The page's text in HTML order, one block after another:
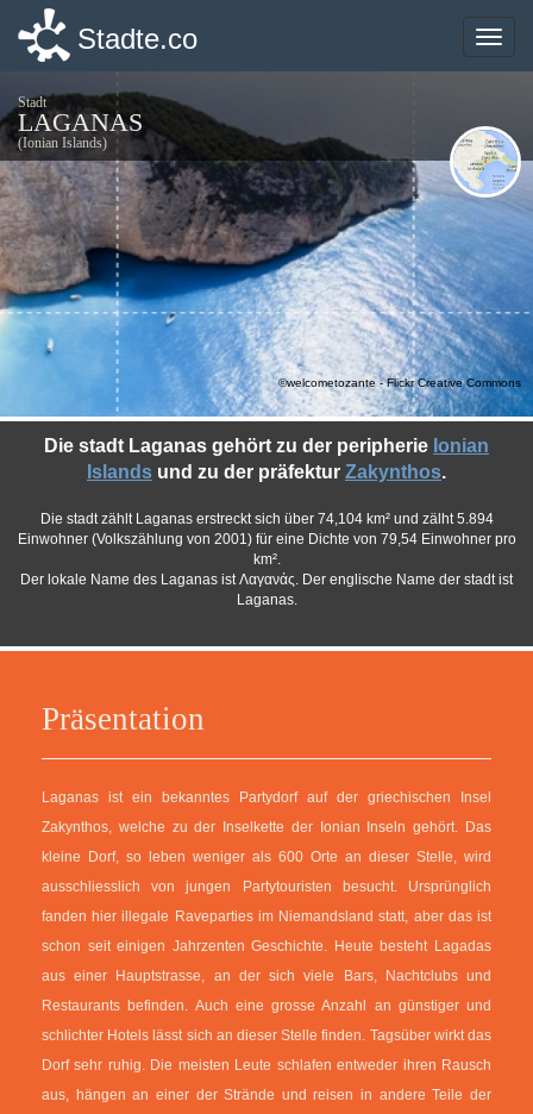
Toggle
Stadte.co
Stadt
LAGANAS
(Ionian Islands)
Präsentation
Laganas ist ein bekanntes Partydorf auf der griechischen Insel
Zakynthos, welche zu der Inselkette der Ionian Inseln gehört. Das
kleine Dorf, so leben weniger als 600 Orte an dieser Stelle, wird
ausschliesslich von jungen Partytouristen besucht. Ursprünglich
fanden hier illegale Raveparties im Niemandsland statt, aber das ist
schon seit einigen Jahrzenten Geschichte. Heute besteht Lagadas
aus einer Hauptstrasse, an der sich viele Bars, Nachtclubs und
Restaurants befinden. Auch eine grosse Anzahl an günstiger und
schlichter Hotels lässt sich an dieser Stelle finden. Tagsüber wirkt das
Dorf sehr ruhig. Die meisten Leute schlafen entweder ihren Rausch
aus, hängen an einer der Strände und reisen in andere Teile der
Die stadt Laganas gehört zu der peripherie Ionian
Islands und zu der präfektur Zakynthos.
Die stadt zählt Laganas erstreckt sich über 74,104 km² und zälht 5.894
Einwohner (Volkszählung von 2001) für eine Dichte von 79,54 Einwohner pro
km².
Der lokale Name des Laganas ist Λαγανάς. Der englische Name der stadt ist
Laganas.
©welcometozante - Flickr Creative Commons
Toggle
Stadte.co